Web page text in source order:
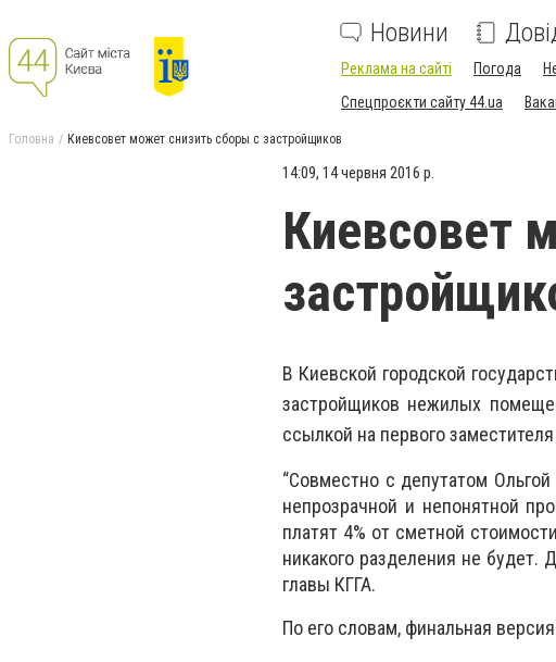
Новини
Реклама на сайті Погода
Спецпроєкти сайту 44.ua
Головна Киевсовет может снизить сборы с застройщиков
14:09, 14 червня 2016 р.
Киевсовет
В Киевской городской
застройщиков нежилых
ссылкой на первого
“Совместно с депутатом
непрозрачной и непонятной
платят 4% от сметной
никакого разделения не будет.
главы КГГА.
По его словам, финальная